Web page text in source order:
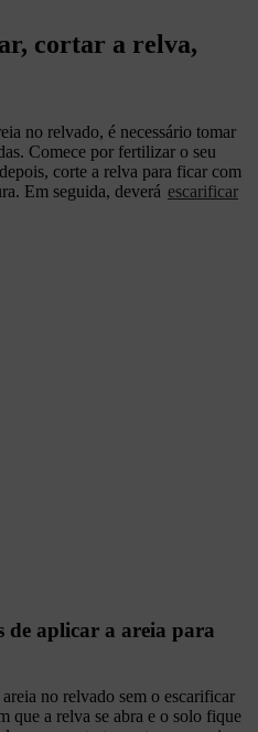
cortar a relva,
no relvado, é necessário tomar
Comece por fertilizar o seu
corte a relva para ficar com
Em seguida, deverá escarificar
de aplicar a areia para
no relvado sem o escarificar
que a relva se abra e o solo fique